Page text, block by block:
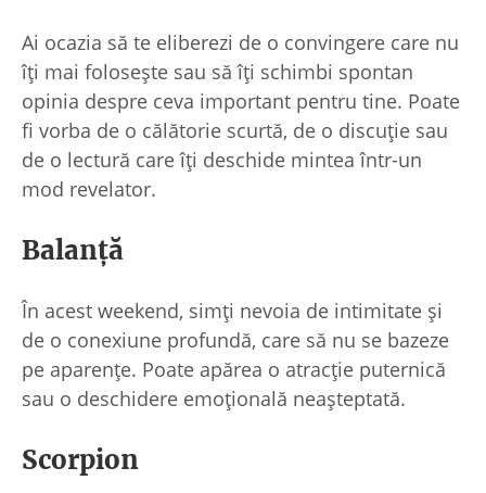
Ai ocazia să te eliberezi de o convingere care nu
îți mai folosește sau să îți schimbi spontan
opinia despre ceva important pentru tine. Poate
fi vorba de o călătorie scurtă, de o discuție sau
de o lectură care îți deschide mintea într-un
mod revelator.
Balanță
În acest weekend, simți nevoia de intimitate și
de o conexiune profundă, care să nu se bazeze
pe aparențe. Poate apărea o atracție puternică
sau o deschidere emoțională neașteptată.
Scorpion